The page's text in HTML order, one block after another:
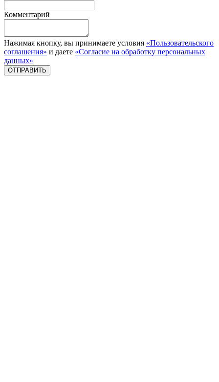
Комментарий
Нажимая кнопку, вы принимаете условия «Пользовательского
соглашения» и даете «Согласие на обработку персональных
данных»
ОТПРАВИТЬ